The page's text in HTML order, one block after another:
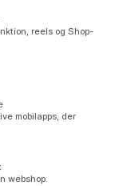
reels og Shop-
mobilapps, der
webshop.